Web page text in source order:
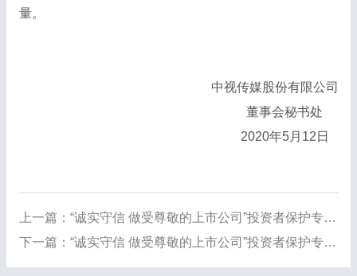
量。
中视传媒股份有限公司
董事会秘书处
2020年5月12日
上一篇： “诚实守信 做受尊敬的上市公司”投资者保护专项行动系列宣传文章
下一篇： “诚实守信 做受尊敬的上市公司”投资者保护专项行动系列宣传文章